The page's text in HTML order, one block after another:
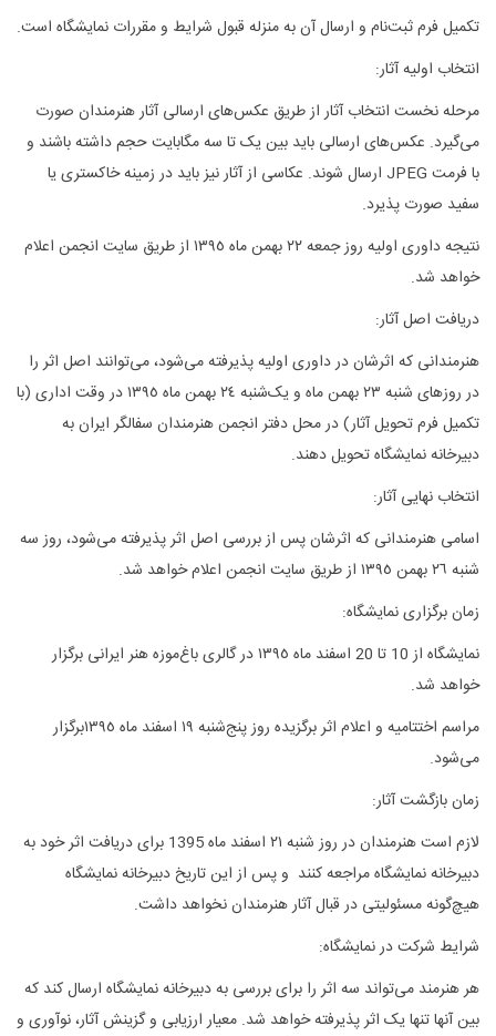
تکمیل فرم ثبت‌نام و ارسال آن به منزله قبول شرایط و مقررات نمایشگاه است.
انتخاب اولیه آثار:
مرحله نخست انتخاب آثار از طریق عکس‌های ارسالی آثار هنرمندان صورت
می‌گیرد. عکس‌های ارسالی باید بین یک تا سه مگابایت حجم داشته باشند و
با فرمت JPEG ارسال شوند. عکاسی از آثار نیز باید در زمینه خاکستری یا
سفید صورت پذیرد.
نتیجه داوری اولیه روز جمعه ٢٢ بهمن ماه ١٣٩٥ از طریق سایت انجمن اعلام
خواهد شد.
دریافت اصل آثار:
هنرمندانی که اثرشان در داوری اولیه پذیرفته می‌شود، می‌توانند اصل اثر را
در روزهای شنبه ٢٣ بهمن ‌ماه و یک‌شنبه ٢٤ بهمن ‌ماه ١٣٩٥ در وقت اداری (با
تکمیل فرم تحویل آثار) در محل دفتر انجمن هنرمندان سفالگر ایران به
دبیرخانه نمایشگاه تحویل دهند.
انتخاب نهایی آثار:
اسامی هنرمندانی که اثرشان پس از بررسی اصل اثر پذیرفته می‌شود، روز سه
شنبه ٢٦ بهمن ١٣٩٥ از طریق سایت انجمن اعلام خواهد شد
.
زمان برگزاری نمایشگاه:
نمایشگاه از 10 تا 20 اسفند ماه ١٣٩٥ در گالری باغ‌موزه هنر ایرانی برگزار
خواهد شد.
مراسم اختتامیه و اعلام اثر برگزیده روز پنج‌شنبه ١٩ اسفند ماه ١٣٩٥برگزار
می‌شود.
زمان بازگشت آثار:
لازم است هنرمندان در روز شنبه ٢١ اسفند ماه 1395 برای دریافت اثر خود به
دبیرخانه نمایشگاه مراجعه کنند و پس از این تاریخ دبیرخانه نمایشگاه
هیچ‌گونه مسئولیتی در قبال آثار هنرمندان نخواهد داشت.
شرایط شرکت در نمایشگاه:
هر هنرمند می‌تواند سه اثر را برای بررسی به دبیرخانه نمایشگاه ارسال کند که
بین آنها تنها یک اثر پذیرفته خواهد شد. معیار ارزیابی و گزینش آثار، نوآوری و